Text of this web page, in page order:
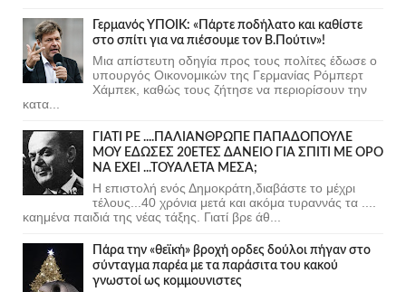
Γερμανός ΥΠΟΙΚ: «Πάρτε ποδήλατο και καθίστε
στο σπίτι για να πιέσουμε τον Β.Πούτιν»!
Μια απίστευτη οδηγία προς τους πολίτες έδωσε ο
υπουργός Οικονομικών της Γερμανίας Ρόμπερτ
Χάμπεκ, καθώς τους ζήτησε να περιορίσουν την
κατα...
ΓΙΑΤΙ ΡΕ ....ΠΑΛΙΑΝΘΡΩΠΕ ΠΑΠΑΔΟΠΟΥΛΕ
ΜΟΥ ΕΔΩΣΕΣ 20ΕΤΕΣ ΔΑΝΕΙΟ ΓΙΑ ΣΠΙΤΙ ΜΕ ΟΡΟ
ΝΑ ΕΧΕΙ ...ΤΟΥΑΛΕΤΑ ΜΕΣΑ;
Η επιστολή ενός Δημοκράτη,διαβάστε το μέχρι
τέλους...40 χρόνια μετά και ακόμα τυραννάς τα ....
καημένα παιδιά της νέας τάξης. Γιατί βρε άθ...
Πάρα την «θεϊκή» βροχή ορδες δούλοι πήγαν στο
σύνταγμα παρέα με τα παράσιτα του κακού
γνωστοί ως κομμουνιστες